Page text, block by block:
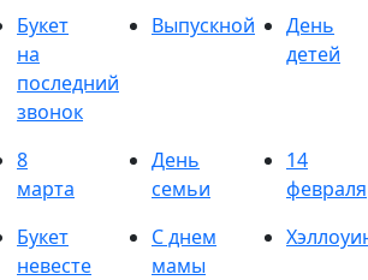
Букет
на
последний
звонок
Выпускной
День
детей
8
марта
День
семьи
14
февраля
Букет
невесте
С днем
мамы